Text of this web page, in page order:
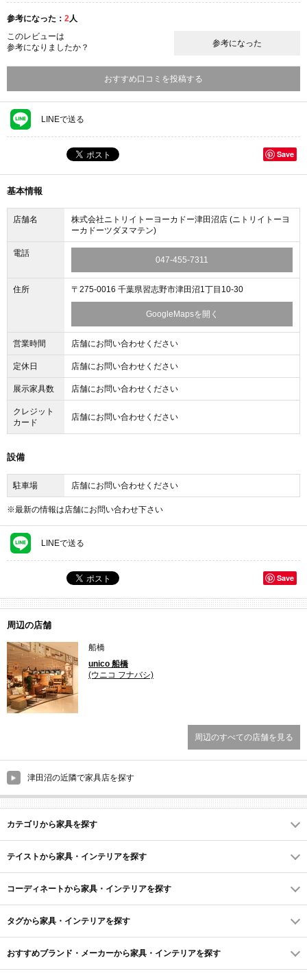
ここが良かった
品揃え
コストパフォーマンス
参考になった： 2人
このレビューは
参考になりましたか？
参考になった
おすすめ口コミを投稿する
LINEで送る
Save
基本情報
店舗名
株式会社ニトリイトーヨーカドー津田沼店 (ニトリイトーヨ
ーカドーツダヌマテン)
電話
047-455-7311
住所 〒275-0016 千葉県習志野市津田沼1丁目10-30
GoogleMapsを開く
営業時間 店舗にお問い合わせください
定休日 店舗にお問い合わせください
展示家具数 店舗にお問い合わせください
クレジット
カード
店舗にお問い合わせください
設備
駐車場 店舗にお問い合わせください
※最新の情報は店舗にお問い合わせ下さい
LINEで送る
Save
周辺の店舗
船橋
unico 船橋
(ウニコ フナバシ)
周辺のすべての店舗を見る
津田沼の近隣で家具店を探す
カテゴリから家具を探す
テイストから家具・インテリアを探す
コーディネートから家具・インテリアを探す
タグから家具・インテリアを探す
おすすめブランド・メーカーから家具・インテリアを探す